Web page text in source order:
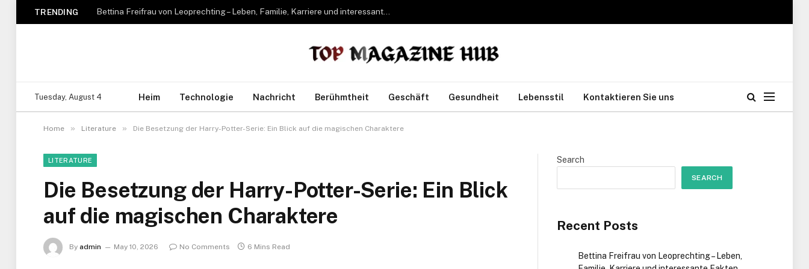
TRENDING Bettina Freifrau von Leoprechting – Leben, Familie, Karriere und interessante Fakten
Tuesday, August 4 Heim Technologie Nachricht Berühmtheit Geschäft Gesundheit Lebensstil Kontaktieren Sie uns
Home » Literature » Die Besetzung der Harry-Potter-Serie: Ein Blick auf die magischen Charaktere
LITERATURE
Die Besetzung der Harry-Potter-Serie: Ein Blick
auf die magischen Charaktere
By admin May 10, 2026 No Comments 6 Mins Read
Search
SEARCH
Recent Posts
Bettina Freifrau von Leoprechting – Leben,